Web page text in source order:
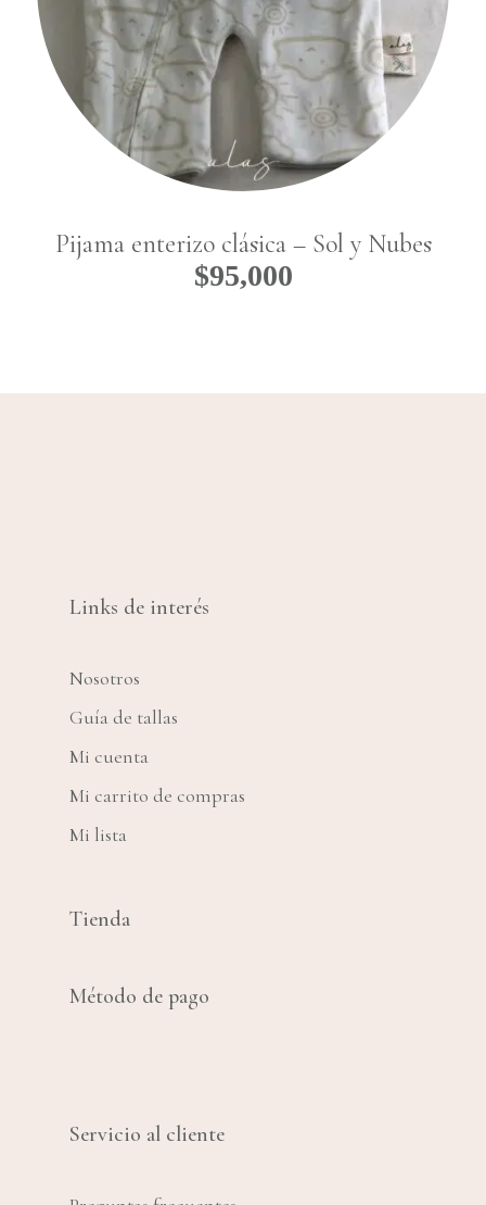
Pijama enterizo clásica – Sol y Nubes
$95,000
Links de interés
Nosotros
Guía de tallas
Mi cuenta
Mi carrito de compras
Mi lista
Tienda
Método de pago
Servicio al cliente